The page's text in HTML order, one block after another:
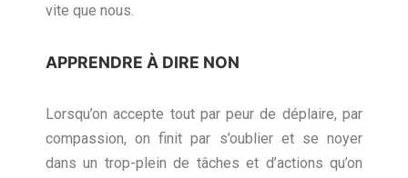
vite que nous.
APPRENDRE À DIRE NON
Lorsqu’on accepte tout par peur de déplaire, par
compassion, on finit par s’oublier et se noyer
dans un trop-plein de tâches et d’actions qu’on